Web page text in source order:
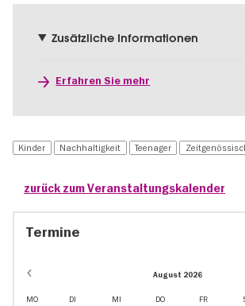
Zusätzliche Informationen
Erfahren Sie mehr
Kinder Nachhaltigkeit Teenager
zurück zum Veranstaltungskalender
Termine
August 2026
MO DI MI DO FR